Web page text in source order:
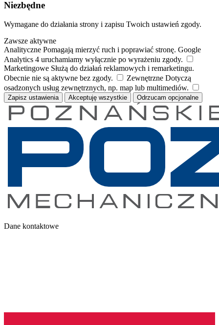
Niezbędne
Wymagane do działania strony i zapisu Twoich ustawień zgody.
Zawsze aktywne
Analityczne Pomagają mierzyć ruch i poprawiać stronę. Google
Analytics 4 uruchamiamy wyłącznie po wyrażeniu zgody.
Marketingowe Służą do działań reklamowych i remarketingu.
Obecnie nie są aktywne bez zgody.
Zewnętrzne Dotyczą
osadzonych usług zewnętrznych, np. map lub multimediów.
Zapisz ustawienia Akceptuję wszystkie Odrzucam opcjonalne
Dane kontaktowe